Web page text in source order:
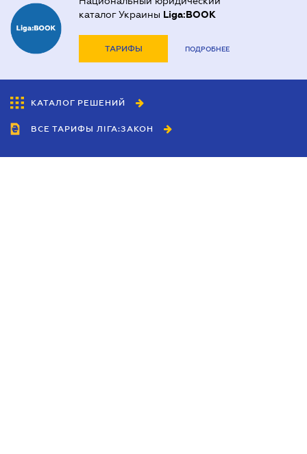
каталог Украины Liga:BOOK
ТАРИФЫ ПОДРОБНЕЕ
КАТАЛОГ РЕШЕНИЙ
ВСЕ ТАРИФЫ ЛІГА:ЗАКОН